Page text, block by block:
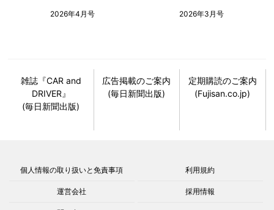
2026年4月号 2026年3月号
雑誌『CAR and
DRIVER』
(毎日新聞出版)
広告掲載のご案内
(毎日新聞出版)
定期購読のご案内
(Fujisan.co.jp)
個人情報の取り扱いと免責事項 利用規約
運営会社 採用情報